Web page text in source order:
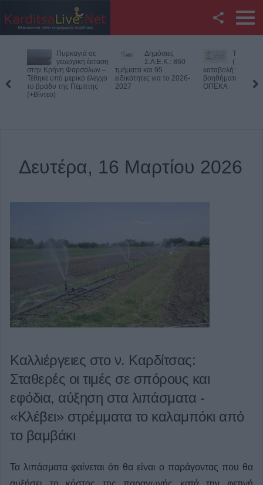
Twitter
YouTube
KarditsaLive.Net
Δημόσιες
Σ.Α.Ε.Κ.: 860
τμήματα και 95
ειδικότητες για το 2026-
2027
Την Παρασκευή
(7/8) η δεύτερη
καταβολή του
βοηθήματος του ΛΑΕ-
ΟΠΕΚΑ
Νεκρός
αγροτική
περιοχή του
Πιθανό
Δευτέρα, 16 Μαρτίου 2026
Καλλιέργειες στο ν. Καρδίτσας:
Σταθερές οι τιμές σε σπόρους και
εφόδια, αύξηση στα λιπάσματα -
«Κλέβει» στρέμματα το καλαμπόκι από
το βαμβάκι
Τα λιπάσματα φαίνεται ότι θα είναι ο παράγοντας που θα